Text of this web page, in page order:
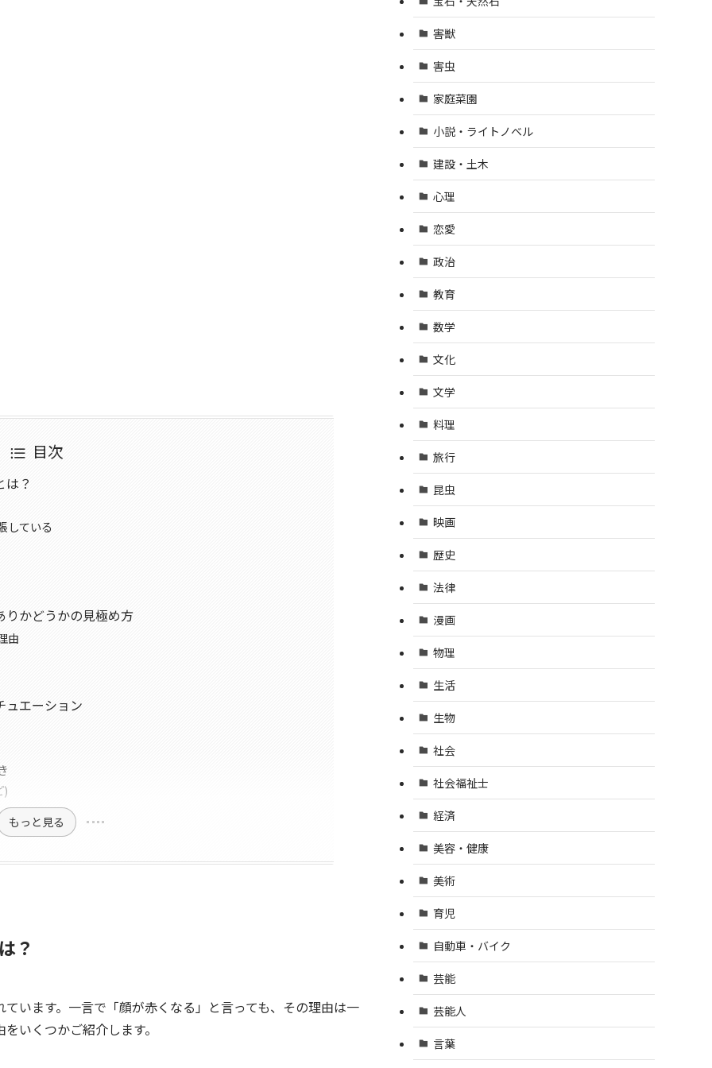
目次
？
している
りかどうかの見極め方
由
ュエーション
)
もっと見る
？
います。一言で「顔が赤くなる」と言っても、その理由は一
いくつかご紹介します。
害獣
害虫
家庭菜園
小説・ライトノベル
建設・土木
心理
恋愛
政治
教育
数学
文化
文学
料理
旅行
昆虫
映画
歴史
法律
漫画
物理
生活
生物
社会
社会福祉士
経済
美容・健康
美術
育児
自動車・バイク
芸能
芸能人
言葉